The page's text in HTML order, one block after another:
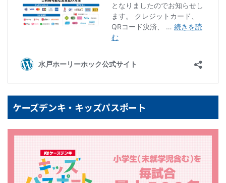
ケーズデンキ・キッズパスポート